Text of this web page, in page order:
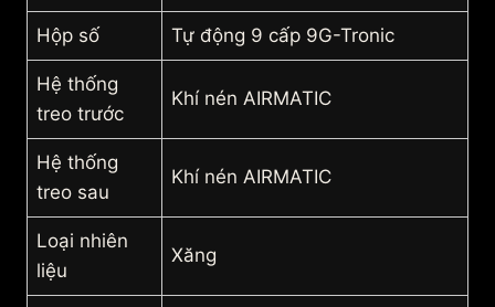
Hộp số Tự động 9 cấp 9G-Tronic
Hệ thống
treo trước
Khí nén AIRMATIC
Hệ thống
treo sau
Khí nén AIRMATIC
Loại nhiên
liệu
Xăng